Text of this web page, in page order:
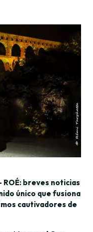
ROÉ: breves noticias
único que fusiona
cautivadores de